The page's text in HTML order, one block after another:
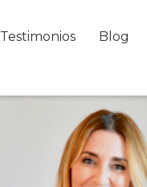
Testimonios Blog